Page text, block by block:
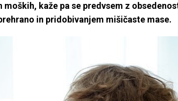
moških, kaže pa se predvsem z
in pridobivanjem mišičaste mase.